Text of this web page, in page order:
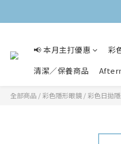
📢 本月主打優惠 彩
清潔／保養商品
全部商品 / 彩色隱形眼鏡 / 彩色日拋